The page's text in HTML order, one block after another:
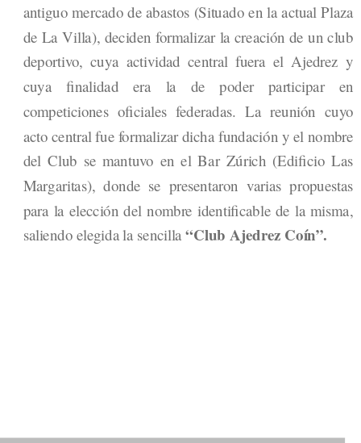
antiguo mercado de abastos (Situado en la actual Plaza
de La Villa), deciden formalizar la creación de un club
deportivo, cuya actividad central fuera el Ajedrez y
cuya finalidad era la de poder participar en
competiciones oficiales federadas. La reunión cuyo
acto central fue formalizar dicha fundación y el nombre
del Club se mantuvo en el Bar Zúrich (Edificio Las
Margaritas), donde se presentaron varias propuestas
para la elección del nombre identificable de la misma,
saliendo elegida la sencilla“Club Ajedrez Coín”.